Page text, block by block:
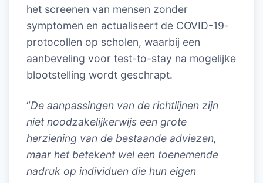
het screenen van mensen zonder
symptomen en actualiseert de COVID-19-
protocollen op scholen, waarbij een
aanbeveling voor test-to-stay na mogelijke
blootstelling wordt geschrapt.
“De aanpassingen van de richtlijnen zijn
niet noodzakelijkerwijs een grote
herziening van de bestaande adviezen,
maar het betekent wel een toenemende
nadruk op individuen die hun eigen